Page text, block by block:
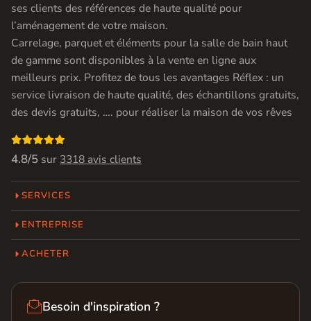
ses clients des références de haute qualité pour
l’aménagement de votre maison.
Carrelage, parquet et éléments pour la salle de bain haut
de gamme sont disponibles à la vente en ligne aux
meilleurs prix. Profitez de tous les avantages Réflex : un
service livraison de haute qualité, des échantillons gratuits,
des devis gratuits, …. pour réaliser la maison de vos rêves

4.8/5 sur 3318 avis clients
SERVICES
ENTREPRISE
ACHETER
Besoin d'inspiration ?